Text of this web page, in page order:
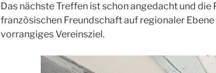
Das nächste Treffen ist schon angedacht und die
französischen Freundschaft auf regionaler
vorrangiges Vereinsziel.